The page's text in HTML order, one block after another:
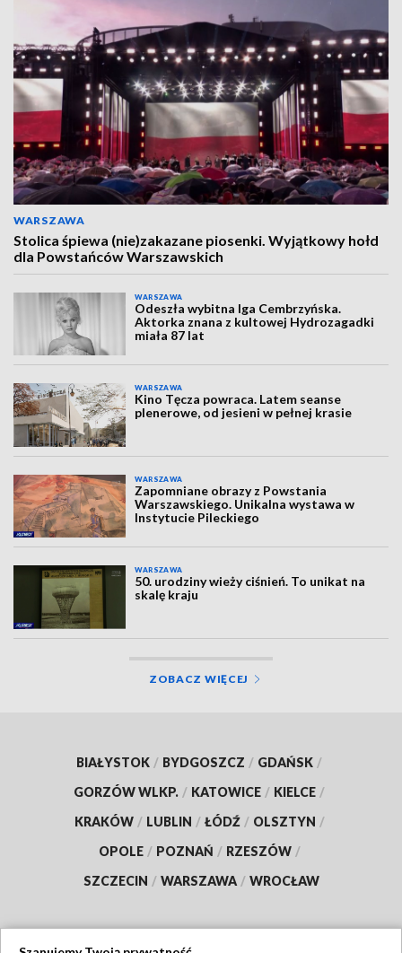
WARSZAWA
Stolica śpiewa (nie)zakazane piosenki. Wyjątkowy hołd
dla Powstańców Warszawskich
WARSZAWA
Odeszła wybitna Iga Cembrzyńska.
Aktorka znana z kultowej Hydrozagadki
miała 87 lat
WARSZAWA
Kino Tęcza powraca. Latem seanse
plenerowe, od jesieni w pełnej krasie
WARSZAWA
Zapomniane obrazy z Powstania
Warszawskiego. Unikalna wystawa w
Instytucie Pileckiego
WARSZAWA
50. urodziny wieży ciśnień. To unikat na
skalę kraju
ZOBACZ WIĘCEJ
BIAŁYSTOK / BYDGOSZCZ / GDAŃSK /
GORZÓW WLKP. / KATOWICE / KIELCE /
KRAKÓW / LUBLIN / ŁÓDŹ / OLSZTYN /
OPOLE / POZNAŃ / RZESZÓW /
SZCZECIN / WARSZAWA / WROCŁAW